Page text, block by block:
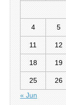
4 5
11 12
18 19
25 26
« Jun